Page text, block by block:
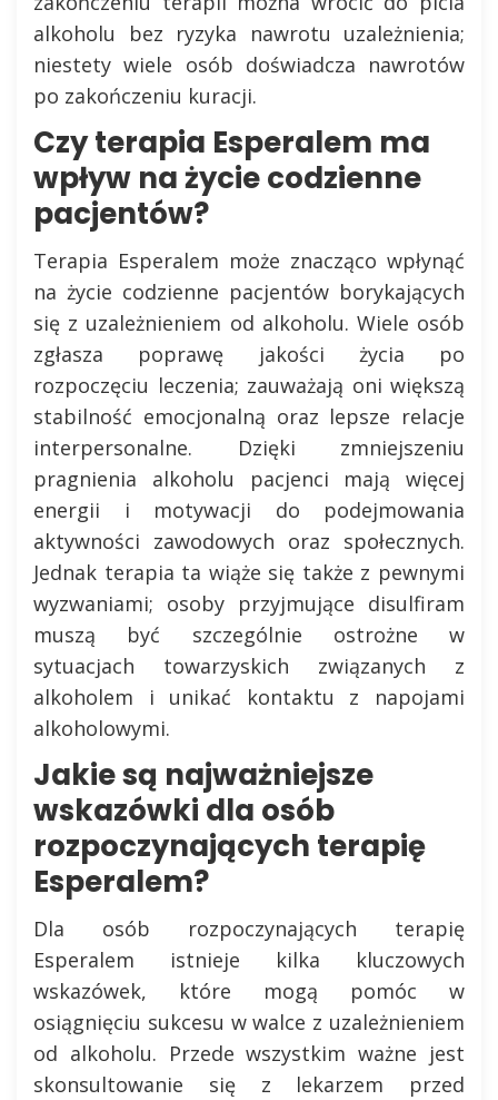
alkoholu bez ryzyka nawrotu uzależnienia;
niestety wiele osób doświadcza nawrotów
po zakończeniu kuracji.
Czy terapia Esperalem ma
wpływ na życie codzienne
pacjentów?
Terapia Esperalem może znacząco wpłynąć
na życie codzienne pacjentów borykających
się z uzależnieniem od alkoholu. Wiele osób
zgłasza poprawę jakości życia po
rozpoczęciu leczenia; zauważają oni większą
stabilność emocjonalną oraz lepsze relacje
interpersonalne. Dzięki zmniejszeniu
pragnienia alkoholu pacjenci mają więcej
energii i motywacji do podejmowania
aktywności zawodowych oraz społecznych.
Jednak terapia ta wiąże się także z pewnymi
wyzwaniami; osoby przyjmujące disulfiram
muszą być szczególnie ostrożne w
sytuacjach towarzyskich związanych z
alkoholem i unikać kontaktu z napojami
alkoholowymi.
Jakie są najważniejsze
wskazówki dla osób
rozpoczynających terapię
Esperalem?
Dla osób rozpoczynających terapię
Esperalem istnieje kilka kluczowych
wskazówek, które mogą pomóc w
osiągnięciu sukcesu w walce z uzależnieniem
od alkoholu. Przede wszystkim ważne jest
skonsultowanie się z lekarzem przed